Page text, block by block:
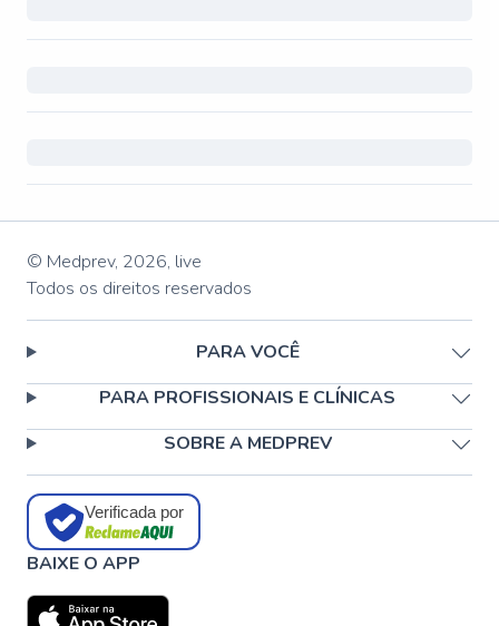
© Medprev, 2026, live
Todos os direitos reservados
PARA VOCÊ
PARA PROFISSIONAIS E CLÍNICAS
SOBRE A MEDPREV
Verificada por
BAIXE O APP